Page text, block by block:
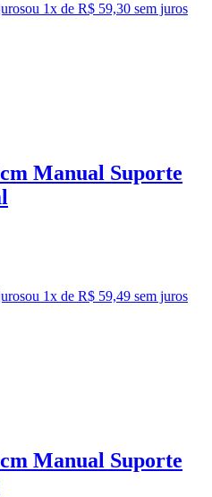
ou 1x de R$ 59,30 sem juros
Manual Suporte
ou 1x de R$ 59,49 sem juros
Manual Suporte